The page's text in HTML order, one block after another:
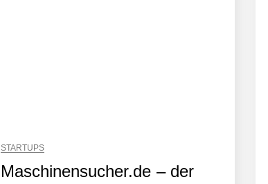
STARTUPS
Maschinensucher.de – der